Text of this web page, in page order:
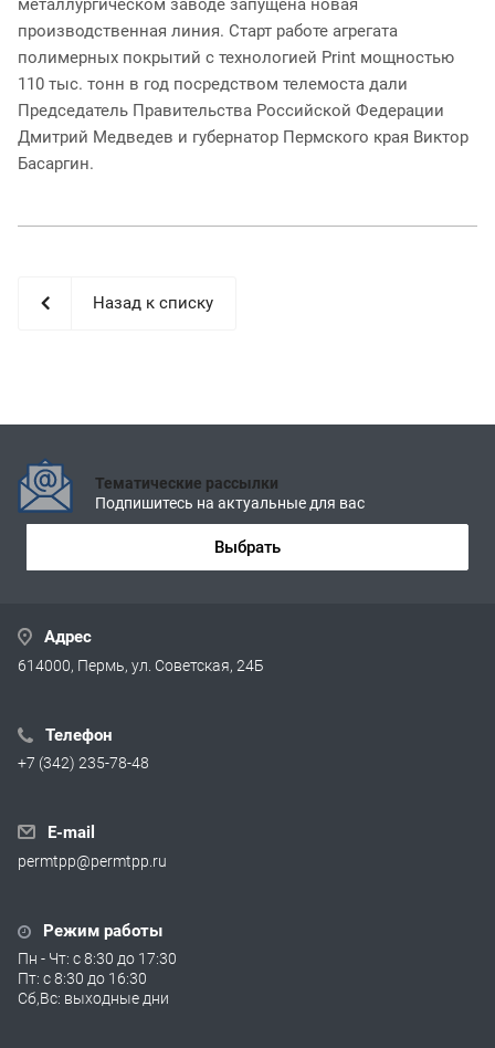
металлургическом заводе запущена новая
производственная линия. Старт работе агрегата
полимерных покрытий с технологией Print мощностью
110 тыс. тонн в год посредством телемоста дали
Председатель Правительства Российской Федерации
Дмитрий Медведев и губернатор Пермского края Виктор
Басаргин.
Назад к списку
Тематические рассылки
Подпишитесь на актуальные для вас
Выбрать
Адрес
614000, Пермь, ул. Советская, 24Б
Телефон
+7 (342) 235-78-48
E-mail
permtpp@permtpp.ru
Режим работы
Пн - Чт: с 8:30 до 17:30
Пт: с 8:30 до 16:30
Сб,Вс: выходные дни